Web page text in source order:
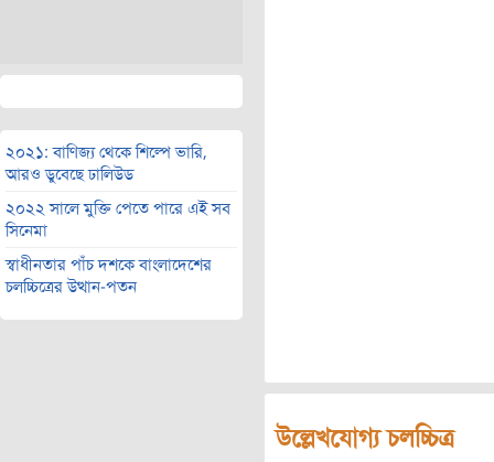
২০২১: বাণিজ্য থেকে শিল্পে ভারি,
আরও ডুবেছে ঢালিউড
২০২২ সালে মুক্তি পেতে পারে এই সব
সিনেমা
স্বাধীনতার পাঁচ দশকে বাংলাদেশের
চলচ্চিত্রের উত্থান-পতন
উল্লেখযোগ্য চলচ্চিত্র